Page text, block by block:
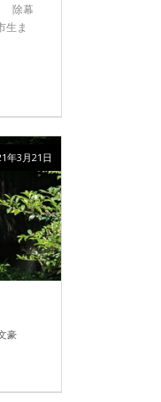
除幕
生ま
豪
年3月21日